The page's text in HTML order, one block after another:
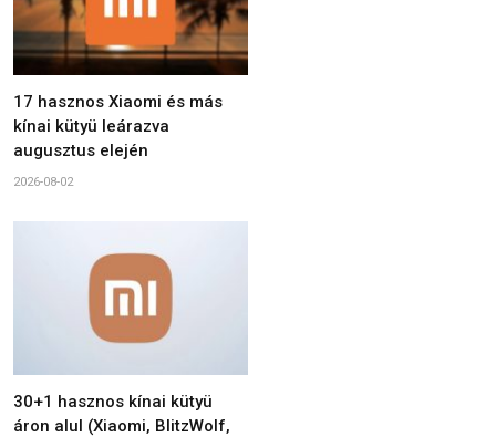
17 hasznos Xiaomi és más
kínai kütyü leárazva
augusztus elején
2026-08-02
30+1 hasznos kínai kütyü
áron alul (Xiaomi, BlitzWolf,